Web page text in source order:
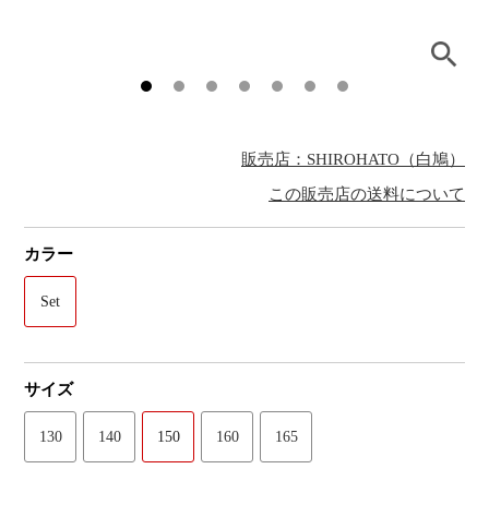
販売店：SHIROHATO（白鳩）
この販売店の送料について
カラー
Set
サイズ
130 140 150 160 165